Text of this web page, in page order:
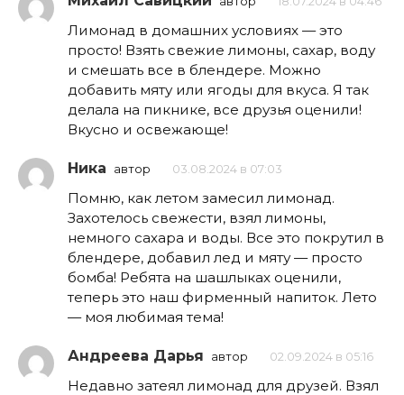
Лимонад в домашних условиях — это
просто! Взять свежие лимоны, сахар, воду
и смешать все в блендере. Можно
добавить мяту или ягоды для вкуса. Я так
делала на пикнике, все друзья оценили!
Вкусно и освежающе!
Ника автор 03.08.2024 в 07:03
Помню, как летом замесил лимонад.
Захотелось свежести, взял лимоны,
немного сахара и воды. Все это покрутил в
блендере, добавил лед и мяту — просто
бомба! Ребята на шашлыках оценили,
теперь это наш фирменный напиток. Лето
— моя любимая тема!
Андреева Дарья автор 02.09.2024 в 05:16
Недавно затеял лимонад для друзей. Взял